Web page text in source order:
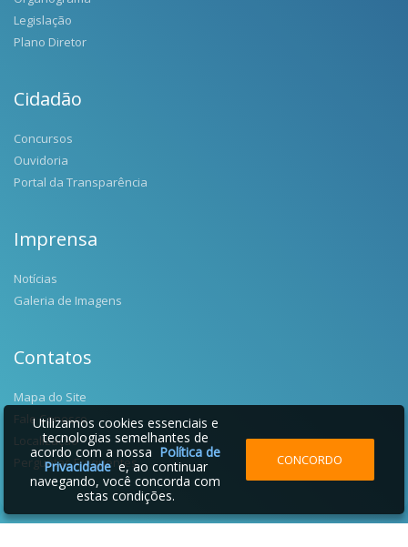
Legislação
Plano Diretor
Cidadão
Concursos
Ouvidoria
Portal da Transparência
Imprensa
Notícias
Galeria de Imagens
Contatos
Mapa do Site
Fale Conosco
Localização
Perguntas Frequentes
Utilizamos cookies essenciais e
tecnologias semelhantes de
acordo com a nossa Política de
Privacidadee, ao continuar
navegando, você concorda com
estas condições.
CONCORDO